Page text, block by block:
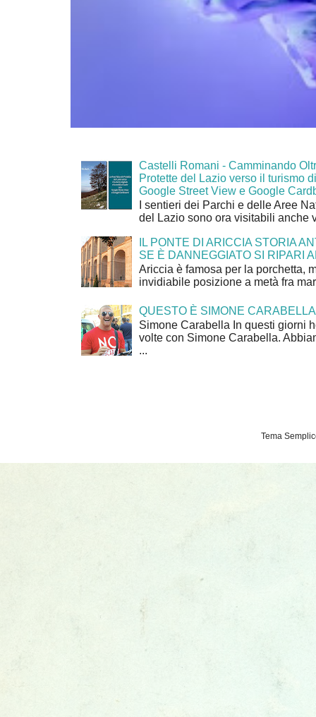
Castelli Romani - Camminando
Protette del Lazio verso il turismo
Google Street View e Google
I sentieri dei Parchi e delle Aree
del Lazio sono ora visitabili anche
IL PONTE DI ARICCIA STORIA
SE È DANNEGGIATO SI RIPARI
Ariccia è famosa per la porchetta,
invidiabile posizione a metà fra
QUESTO È SIMONE CARABELLA
Simone Carabella In questi giorni
volte con Simone Carabella.
...
Tema